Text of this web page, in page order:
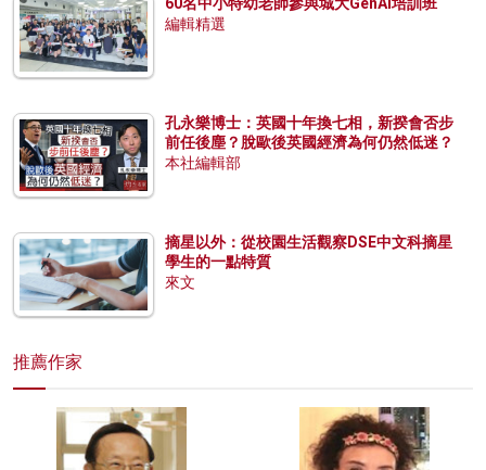
編輯精選
孔永樂博士：英國十年換七相，新揆會否步
前任後塵？脫歐後英國經濟為何仍然低迷？
本社編輯部
摘星以外：從校園生活觀察DSE中文科摘星
學生的一點特質
來文
推薦作家